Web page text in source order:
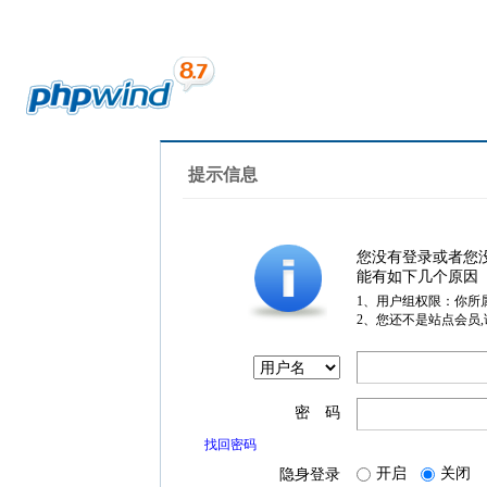
提示信息
您没有登录或者您
能有如下几个原因
1、用户组权限：你所
2、您还不是站点会员
密 码
找回密码
隐身登录 开启 关闭